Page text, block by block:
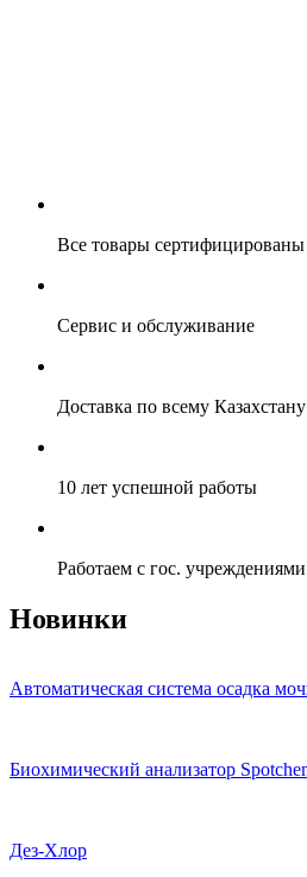
Все товары сертифицированы
Сервис и обслуживание
Доставка по всему Казахстану
10 лет успешной работы
Работаем с гос. учреждениями
Новинки
Автоматическая система осадка
Биохимический анализатор
Дез-Хлор